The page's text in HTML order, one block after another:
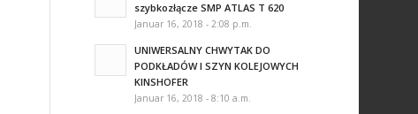
szybkozłącze SMP ATLAS T 620
Januar 16, 2018 - 2:08 p.m.
UNIWERSALNY CHWYTAK DO
PODKŁADÓW I SZYN KOLEJOWYCH
KINSHOFER
Januar 16, 2018 - 8:10 a.m.